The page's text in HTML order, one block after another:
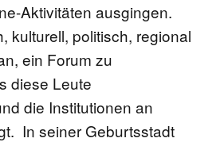
Aktivitäten ausgingen.
kulturell, politisch, regional
ein Forum zu
diese Leute
die Institutionen an
In seiner Geburtsstadt